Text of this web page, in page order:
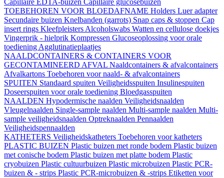
Capillaire EDTA-buizen Capillaire glucosebuizen
TOEBEHOREN VOOR BLOEDAFNAME Holders Luer adapter
Secundaire buizen Knelbanden (garrots) Snap caps & stoppen Cap
insert rings Kleefpleisters Alcoholswabs Watten en cellulose doekjes
Vingerprik - hielprik Kompressen Glucoseoplossing voor orale
toediening Agglutinatieplaatjes
NAALDCONTAINERS & CONTAINERS VOOR
GECONTAMINEERD AFVAL Naaldcontainers & afvalcontainers
Afvalkartons Toebehoren voor naald- & afvalcontainers
SPUITEN Standaard spuiten Veiligheidsspuiten Insulinespuiten
Doseerspuiten voor orale toediening Bloedgasspuiten
NAALDEN Hypodermische naalden Veiligheidsnaalden
Vleugelnaalden Single-sample naalden Multi-sample naalden Multi-
sample veiligheidsnaalden Optreknaalden Pennaalden
Veiligheidspennaalden
KATHETERS Veiligheidskatheters Toebehoren voor katheters
PLASTIC BUIZEN Plastic buizen met ronde bodem Plastic buizen
met conische bodem Plastic buizen met platte bodem Plastic
cryobuizen Plastic cultuurbuizen Plastic microbuizen Plastic PCR-
buizen & - strips Plastic PCR-microbuizen & -strips Etiketten voor